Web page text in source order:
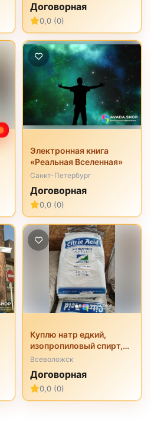
Договорная
0,0 (0)
Электронная книга
«Реальная Вселенная»
Санкт-Петербург
Договорная
0,0 (0)
Куплю натр едкий,
изопропиловый спирт,
перкарбонат натрия,
другую химию
неликвиды
Всеволожск
Договорная
0,0 (0)